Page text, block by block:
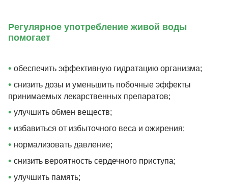
Регулярное употребление живой воды
помогает
• обеспечить эффективную гидратацию организма;
• снизить дозы и уменьшить побочные эффекты
принимаемых лекарственных препаратов;
• улучшить обмен веществ;
• избавиться от избыточного веса и ожирения;
• нормализовать давление;
• снизить вероятность сердечного приступа;
• улучшить память;